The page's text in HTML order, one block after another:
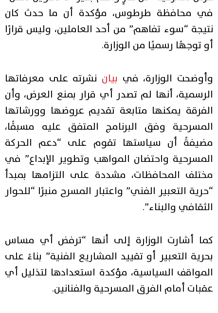
في محافظة طرطوس، مؤكدة أن ما حدث كان
نتيجة “سوء تفاهم” من أحد العاملين، وليس قرارًا
أو توجهًا رسميًا من الوزارة.
وأوضحت الوزارة، في بيان نشرته على معرفاتها
الرسمية، أنها لم تصدر أي قرار بمنع العرض، وأن
الفرقة يمكنها متابعة تقديم عروضها وورشاتها
المسرحية وفق البرنامج المتفق عليه مسبقًا،
مضيفةً أن سياستها تقوم على “دعم الحركة
المسرحية واحتضان المواهب وتطوير الإبداع” في
مختلف المحافظات، مشددة على التزامها بمبدأ
“حرية التعبير الفني” واعتبار المسرح منبرًا “للحوار
الثقافي والبناء”.
كما أشارت الوزارة إلى أنها “ترفض أي مساس
بحرية التعبير أو تقييد المشاريع الفنية” بناءً على
المواقف السياسية، مؤكدة استعدادها لتذليل أي
عقبات أمام الفرق المسرحية والفنانين.